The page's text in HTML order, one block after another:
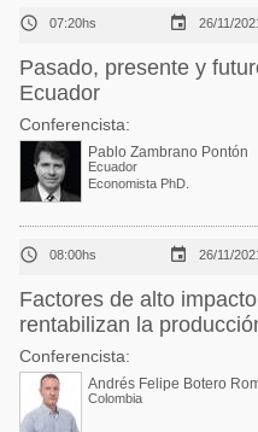
 07:20hs  26/11/
Pasado, presente y
Ecuador
Conferencista:
Pablo Zambrano Pontón
Ecuador
Economista PhD.
 08:00hs  26/11/
Factores de alto
rentabilizan la
Conferencista:
Andrés Felipe Botero
Colombia